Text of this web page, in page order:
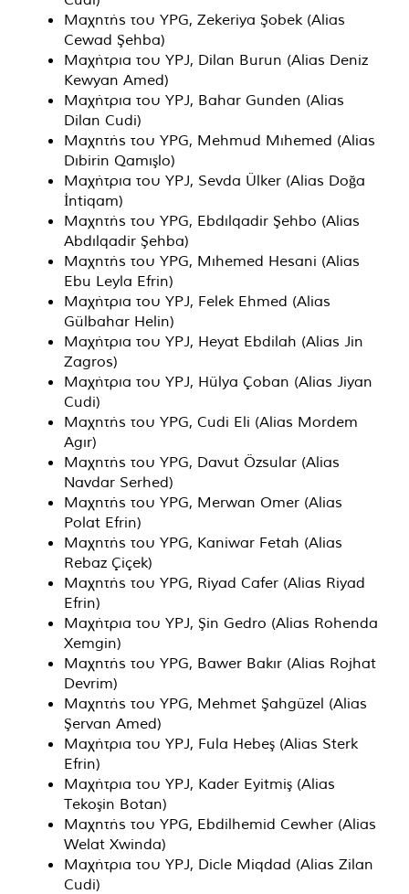
Μαχητής του YPG, Zekeriya Şobek (Alias ​​
Cewad Şehba)
Μαχήτρια του YPJ, Dilan Burun (Alias ​​Deniz
Kewyan Amed)
Μαχήτρια του YPJ, Bahar Gunden (Alias ​​
Dilan Cudi)
Μαχητής του YPG, Mehmud Mıhemed (Alias ​​
Dıbirin Qamışlo)
Μαχήτρια του YPJ, Sevda Ülker (Alias ​​Doğa
İntiqam)
Μαχητής του YPG, Ebdılqadir Şehbo (Alias ​​
Abdılqadir Şehba)
Μαχητής του YPG, Mıhemed Hesani (Alias ​​
Ebu Leyla Efrin)
Μαχήτρια του YPJ, Felek Ehmed (Alias ​​
Gülbahar Helin)
Μαχήτρια του YPJ, Heyat Ebdilah (Alias ​​Jin
Zagros)
Μαχήτρια του YPJ, Hülya Çoban (Alias ​​Jiyan
Cudi)
Μαχητής του YPG, Cudi Eli (Alias ​​Mordem
Agır)
Μαχητής του YPG, Davut Özsular (Alias ​​
Navdar Serhed)
Μαχητής του YPG, Merwan Omer (Alias ​​
Polat Efrin)
Μαχητής του YPG, Kaniwar Fetah (Alias ​​
Rebaz Çiçek)
Μαχητής του YPG, Riyad Cafer (Alias ​​Riyad
Efrin)
Μαχήτρια του YPJ, Şin Gedro (Alias ​​Rohenda
Xemgin)
Μαχητής του YPG, Bawer Bakır (Alias ​​Rojhat
Devrim)
Μαχητής του YPG, Mehmet Şahgüzel (Alias ​​
Şervan Amed)
Μαχήτρια του YPJ, Fula Hebeş (Alias ​​Sterk
Efrin)
Μαχήτρια του YPJ, Kader Eyitmiş (Alias ​​
Tekoşin Botan)
Μαχητής του YPG, Ebdilhemid Cewher (Alias ​​
Welat Xwinda)
Μαχήτρια του YPJ, Dicle Miqdad (Alias ​​Zilan
Cudi)